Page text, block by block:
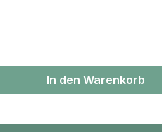
Zitronatzitrone entstanden.
In den Warenkorb